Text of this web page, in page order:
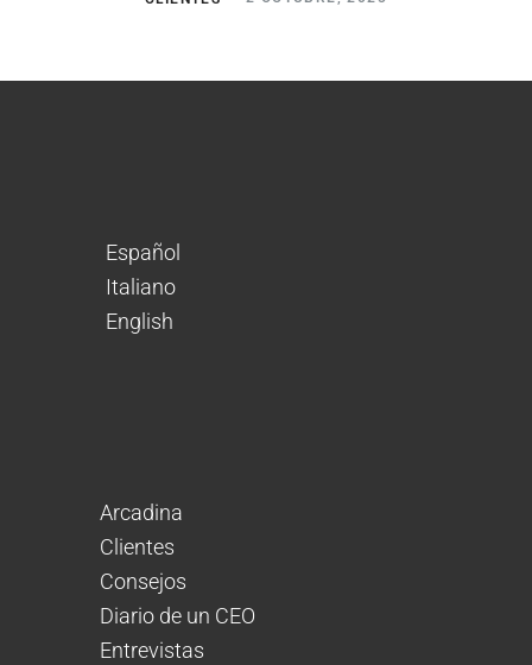
Español
Italiano
English
Arcadina
Clientes
Consejos
Diario de un CEO
Entrevistas